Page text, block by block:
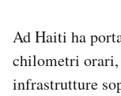
Ad Haiti ha
chilometri orari,
infrastrutture